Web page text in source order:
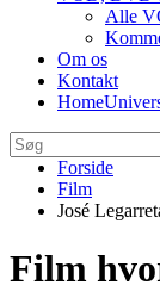
Alle
Om os
Kontakt
Forside
Film
José
Film